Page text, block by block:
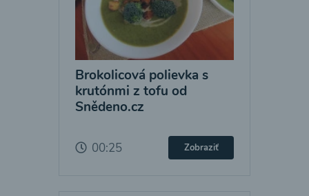
Brokolicová polievka s
krutónmi z tofu od
Snědeno.cz
00:25 Zobraziť